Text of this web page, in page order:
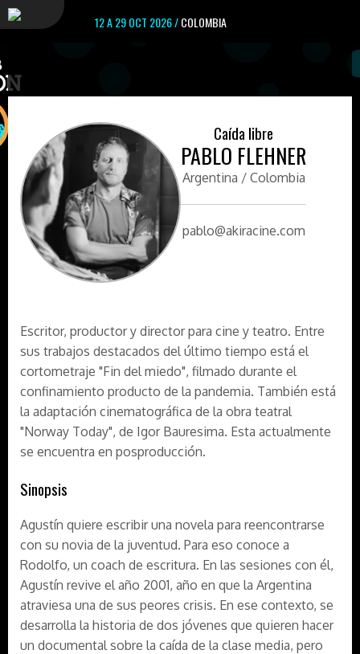
12 A 29 OCT 2026 /COLOMBIA
Caída libre
PABLO FLEHNER
Argentina / Colombia
pablo@akiracine.com
Escritor, productor y director para cine y teatro. Entre
sus trabajos destacados del último tiempo está el
cortometraje "Fin del miedo", filmado durante el
confinamiento producto de la pandemia. También está
la adaptación cinematográfica de la obra teatral
"Norway Today", de Igor Bauresima. Esta actualmente
se encuentra en posproducción.
Sinopsis
Agustín quiere escribir una novela para reencontrarse
con su novia de la juventud. Para eso conoce a
Rodolfo, un coach de escritura. En las sesiones con él,
Agustín revive el año 2001, año en que la Argentina
atraviesa una de sus peores crisis. En ese contexto, se
desarrolla la historia de dos jóvenes que quieren hacer
un documental sobre la caída de la clase media, pero